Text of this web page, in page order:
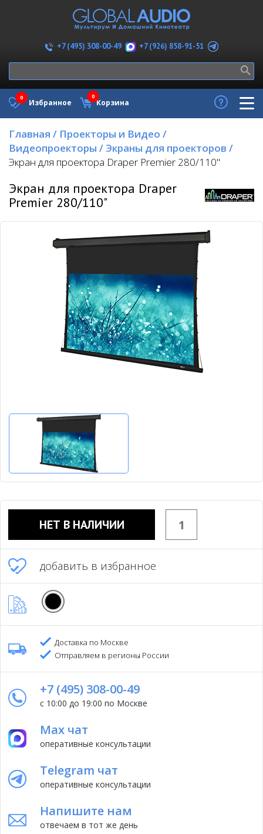
+7 (495) 308-00-49 +7 (926) 858-91-51
Избранное
0
Корзина
0
Главная / Проекторы и Видео /
Видеопроекторы / Экраны для проекторов /
Экран для проектора Draper Premier 280/110"
Экран для проектора Draper
Premier 280/110"
НЕТ В НАЛИЧИИ
добавить в избранное
Доставка по Москве
Отправляем в регионы России
+7 (495) 308-00-49
с 10:00 до 19:00 по Москве
Max чат
оперативные консультации
Telegram чат
оперативные консультации
Напишите нам
отвечаем в тот же день